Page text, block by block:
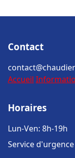
Contact
Accueil
Horaires
Lun-Ven: 8h-19h
Service